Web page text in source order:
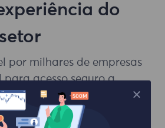
do
por milhares de empresas
para acesso seguro a
e soluções profissionais